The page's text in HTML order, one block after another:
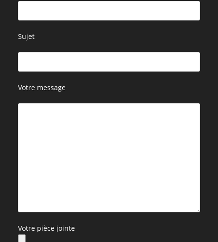
Sujet
Votre message
Votre pièce jointe